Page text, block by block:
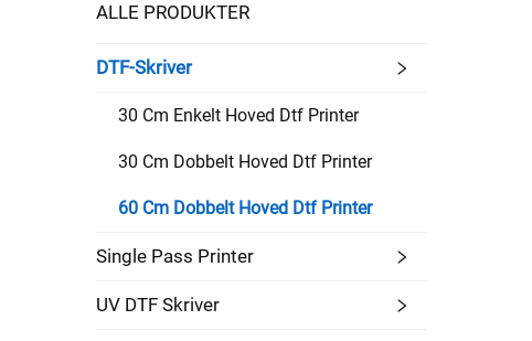
ALLE PRODUKTER
DTF-Skriver
30 Cm Enkelt Hoved Dtf Printer
30 Cm Dobbelt Hoved Dtf Printer
60 Cm Dobbelt Hoved Dtf Printer
Single Pass Printer
UV DTF Skriver